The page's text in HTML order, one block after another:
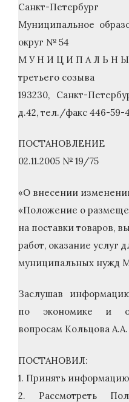
Санкт-Петербург
Муниципальное
округ № 54
М У Н И Ц И П А Л Ь Н
третьего созыва
193230, Санкт-
д.42, тел./факс 446-59-
ПОСТАНОВЛЕНИЕ
02.11.2005 № 19/75
«О внесении
«Положение о
на поставки товаров,
работ, оказание услуг
муниципальных нужд
Заслушав
по экономике и
вопросам Кольцова
ПОСТАНОВИЛ:
1. Принять
2. Рассмотреть